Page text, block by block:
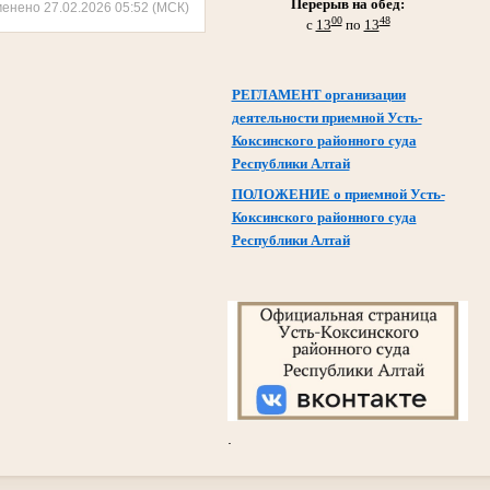
Перерыв на обед:
с 1300по 1348
РЕГЛАМЕНТ организации
деятельности приемной Усть-
Коксинского районного суда
Республики Алтай
ПОЛОЖЕНИЕ о приемной Усть-
Коксинского районного суда
Республики Алтай
27.02.2026 05:52 (МСК)